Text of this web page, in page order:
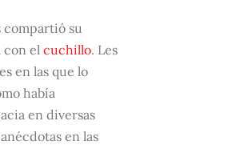
compartió su
con elcuchillo. Les
en las que lo
había
en diversas
en las